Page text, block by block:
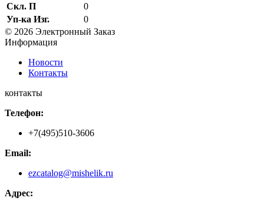
Скл. П
0
Уп-ка Изг.
0
© 2026 Электронный Заказ
Информация
Новости
Контакты
контакты
Телефон:
+7(495)510-3606
Email:
ezcatalog@mishelik.ru
Адрес: